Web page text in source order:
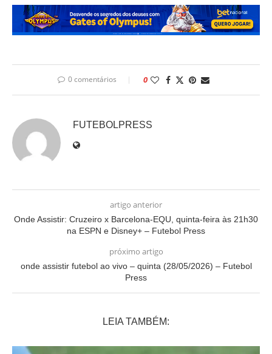
0 comentários 0
FUTEBOLPRESS
artigo anterior
Onde Assistir: Cruzeiro x Barcelona-EQU, quinta-feira às 21h30
na ESPN e Disney+ – Futebol Press
próximo artigo
onde assistir futebol ao vivo – quinta (28/05/2026) – Futebol
Press
LEIA TAMBÉM: